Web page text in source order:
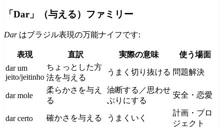
「Dar」（与える）ファミリー
Darはブラジル表現の万能ナイフです:
表現 直訳 実際の意味
使う場面
dar um
jeito/jeitinho
ちょっとした方
法を与える
うまく切り抜ける 問題解決
dar mole
柔らかさを与え
る
油断する／思わせ
ぶりにする
安全・恋愛
dar certo 確かさを与える うまくいく
計画・プロ
ジェクト